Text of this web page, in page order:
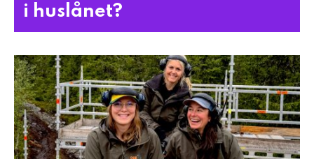
i huslånet?